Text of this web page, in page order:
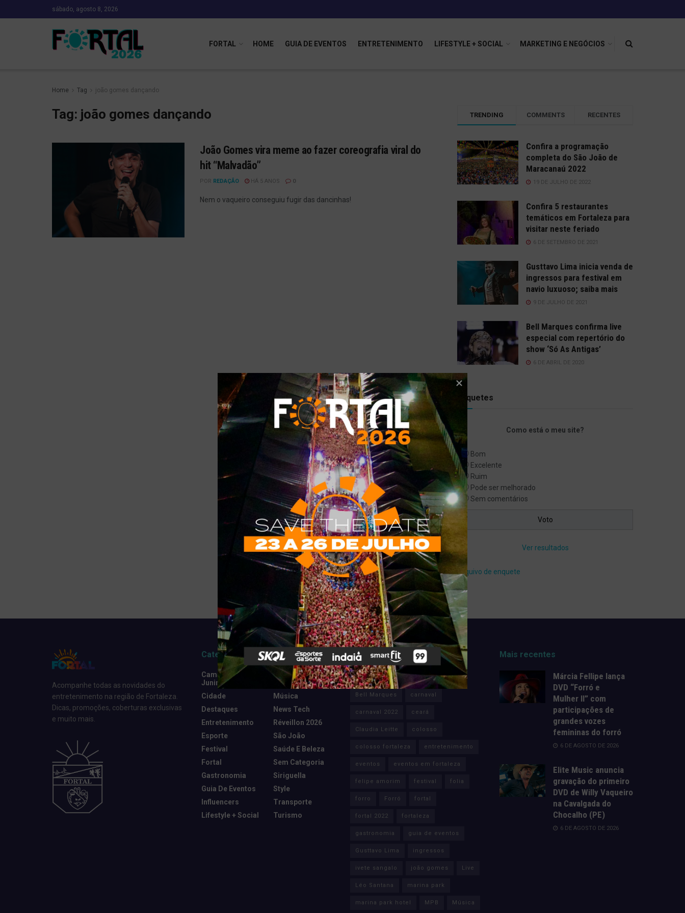
sábado, agosto 8, 2026
FORTAL HOME GUIA DE EVENTOS ENTRETENIMENTO LIFESTYLE + SOCIAL MARKETING E NEGÓCIOS
Home Tag joão gomes dançando
Tag: joão gomes dançando
João Gomes vira meme ao fazer coreografia viral do
hit “Malvadão”
POR REDAÇÃO HÁ 5 ANOS 0
Nem o vaqueiro conseguiu fugir das dancinhas!
TRENDING COMMENTS RECENTES
Confira a programação
completa do São João de
Maracanaú 2022
19 DE JULHO DE 2022
Confira 5 restaurantes
temáticos em Fortaleza para
visitar neste feriado
6 DE SETEMBRO DE 2021
Gusttavo Lima inicia venda de
ingressos para festival em
navio luxuoso; saiba mais
9 DE JULHO DE 2021
Bell Marques confirma live
especial com repertório do
show ‘Só As Antigas’
6 DE ABRIL DE 2020
Enquetes
Como está o meu site?
Bom
Excelente
Ruim
Pode ser melhorado
Sem comentários
Ver resultados
Arquivo de enquete
Acompanhe todas as novidades do
entretenimento na região de Fortaleza.
Dicas, promoções, coberturas exclusivas
e muito mais.
Categorias
Camarote Vip
Junino
Cidade
Destaques
Entretenimento
Esporte
Festival
Fortal
Gastronomia
Guia De Eventos
Influencers
Lifestyle + Social
Marketing E
Negócios
Música
News Tech
Réveillon 2026
São João
Saúde E Beleza
Sem Categoria
Siriguella
Style
Transporte
Turismo
Tags
Anitta Axé Banda Eva
Bell Marques carnaval
carnaval 2022 ceará
Claudia Leitte colosso
colosso fortaleza entretenimento
eventos eventos em fortaleza
felipe amorim festival folia
forro Forró fortal
fortal 2022 fortaleza
gastronomia guia de eventos
Gusttavo Lima ingressos
ivete sangalo joão gomes Live
Léo Santana marina park
marina park hotel MPB Música
Mais recentes
Márcia Fellipe lança
DVD “Forró e
Mulher II” com
participações de
grandes vozes
femininas do forró
6 DE AGOSTO DE 2026
Elite Music anuncia
gravação do primeiro
DVD de Willy Vaqueiro
na Cavalgada do
Chocalho (PE)
6 DE AGOSTO DE 2026